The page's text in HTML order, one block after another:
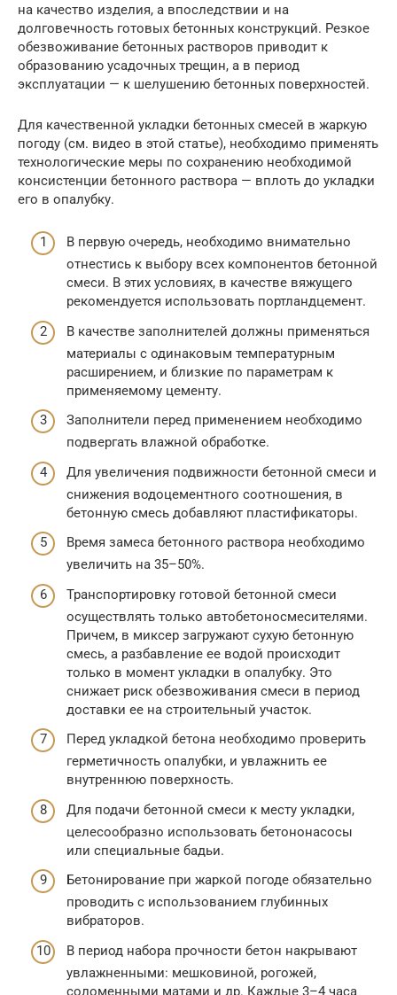
на качество изделия, а впоследствии и на
долговечность готовых бетонных конструкций. Резкое
обезвоживание бетонных растворов приводит к
образованию усадочных трещин, а в период
эксплуатации — к шелушению бетонных поверхностей.
Для качественной укладки бетонных смесей в жаркую
погоду (см. видео в этой статье), необходимо применять
технологические меры по сохранению необходимой
консистенции бетонного раствора — вплоть до укладки
его в опалубку.
В первую очередь, необходимо внимательно
отнестись к выбору всех компонентов бетонной
смеси. В этих условиях, в качестве вяжущего
рекомендуется использовать портландцемент.
В качестве заполнителей должны применяться
материалы с одинаковым температурным
расширением, и близкие по параметрам к
применяемому цементу.
Заполнители перед применением необходимо
подвергать влажной обработке.
Для увеличения подвижности бетонной смеси и
снижения водоцементного соотношения, в
бетонную смесь добавляют пластификаторы.
Время замеса бетонного раствора необходимо
увеличить на 35–50%.
Транспортировку готовой бетонной смеси
осуществлять только автобетоносмесителями.
Причем, в миксер загружают сухую бетонную
смесь, а разбавление ее водой происходит
только в момент укладки в опалубку. Это
снижает риск обезвоживания смеси в период
доставки ее на строительный участок.
Перед укладкой бетона необходимо проверить
герметичность опалубки, и увлажнить ее
внутреннюю поверхность.
Для подачи бетонной смеси к месту укладки,
целесообразно использовать бетононасосы
или специальные бадьи.
Бетонирование при жаркой погоде обязательно
проводить с использованием глубинных
вибраторов.
В период набора прочности бетон накрывают
увлажненными: мешковиной, рогожей,
соломенными матами и др. Каждые 3–4 часа